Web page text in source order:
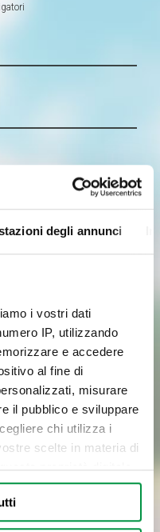
degli annunci
i vostri dati
IP, utilizzando
e accedere
al fine di
misurare
il pubblico e sviluppare
chi utilizza i
scelte in materia di
proprietà digitale
È possibile
in qualsiasi
cookie o facendo clic
dei dati personali,
la richiesta del servizio
di trattamento